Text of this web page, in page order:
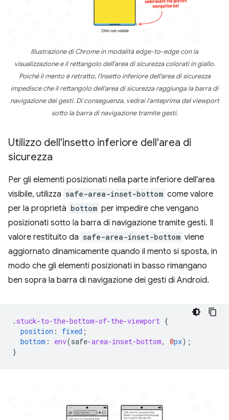
Illustrazione di Chrome in modalità edge-to-edge con la
visualizzazione e il rettangolo dell'area di sicurezza colorati in giallo.
Poiché il mento è retratto, l'insetto inferiore dell'area di sicurezza
impedisce che il rettangolo dell'area di sicurezza raggiunga la barra di
navigazione dei gesti. Di conseguenza, vedrai l'anteprima del viewport
sotto la barra di navigazione tramite gesti.
Utilizzo dell'insetto inferiore dell'area di
sicurezza
Per gli elementi posizionati nella parte inferiore dell'area
visibile, utilizza safe-area-inset-bottom come valore
per la proprietà bottom per impedire che vengano
posizionati sotto la barra di navigazione tramite gesti. Il
valore restituito da safe-area-inset-bottom viene
aggiornato dinamicamente quando il mento si sposta, in
modo che gli elementi posizionati in basso rimangano
ben sopra la barra di navigazione dei gesti di Android.
. stuck-to-the-bottom-of-the-viewport {
position : fixed ;
bottom : env(safe-area-inset-bottom, 0px);
}